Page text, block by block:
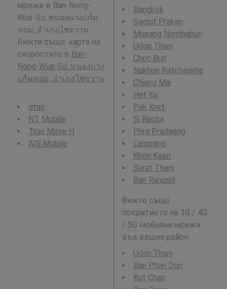
мрежи в Ban-Nong-
Wua-So, หนองแวงแก้ม
หอม, อำเภอไชยวาน .
Вижте също: карта на
скоростите в Ban-
Nong-Wua-So, หนองแวง
แก้มหอม, อำเภอไชยวาน
.
dtac
NT Mobile
True Move H
AIS Mobile
Bangkok
Samut Prakan
Mueang Nonthaburi
Udon Thani
Chon Buri
Nakhon Ratchasima
Chiang Mai
Hat Yai
Pak Kret
Si Racha
Phra Pradaeng
Lampang
Khon Kaen
Surat Thani
Ban Rangsit
Вижте също
покритието на 3G / 4G
/ 5G мобилни мрежи
във вашия район:
Udon Thani
Ban Phan Don
Kut Chap